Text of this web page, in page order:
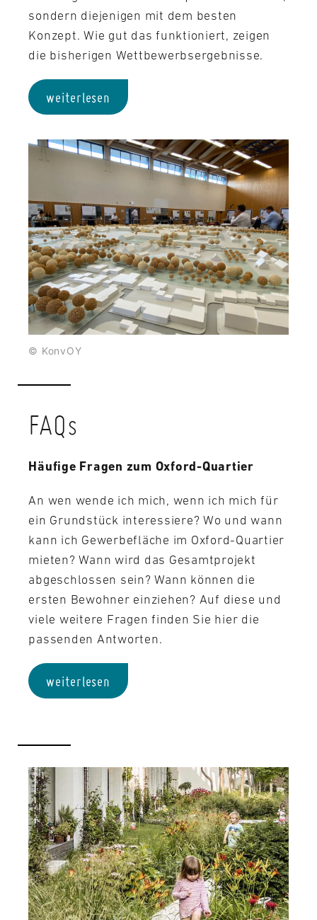
sondern diejenigen mit dem besten
Konzept. Wie gut das funktioniert, zeigen
die bisherigen Wettbewerbsergebnisse.
weiterlesen
© KonvOY
FAQs
Häufige Fragen zum Oxford-Quartier
An wen wende ich mich, wenn ich mich für
ein Grundstück interessiere? Wo und wann
kann ich Gewerbefläche im Oxford-Quartier
mieten? Wann wird das Gesamtprojekt
abgeschlossen sein? Wann können die
ersten Bewohner einziehen? Auf diese und
viele weitere Fragen finden Sie hier die
passenden Antworten.
weiterlesen